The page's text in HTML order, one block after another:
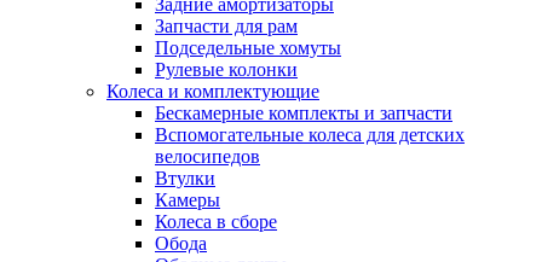
Запчасти для рам
Подседельные хомуты
Рулевые колонки
Колеса и комплектующие
Бескамерные комплекты и запчасти
Вспомогательные колеса для детских
велосипедов
Втулки
Камеры
Колеса в сборе
Обода